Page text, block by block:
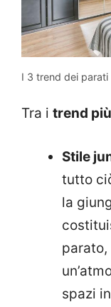
I 3 trend dei
Tra i trend
Stile
tutto
la
parato,
spazi